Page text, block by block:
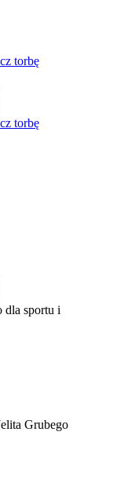
torbę
torbę
dla sportu i
Grubego